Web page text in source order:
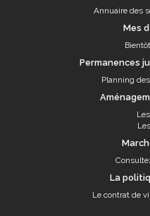
Annuaire des
Mes
Permanences
Planning
La
Le contrat de